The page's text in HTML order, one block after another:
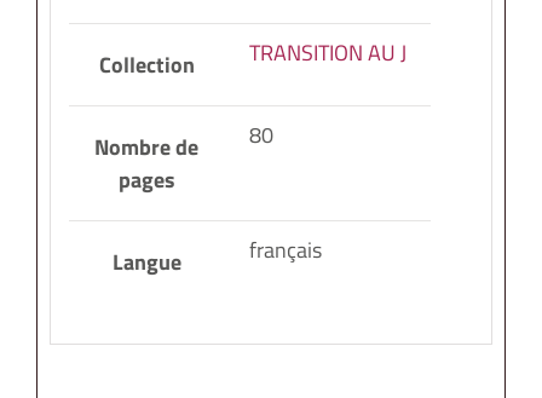
Collection TRANSITION AU J
Nombre de
pages
80
Langue français